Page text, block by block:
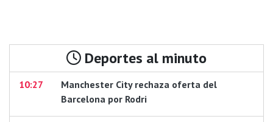
Deportes al minuto
10:27
Manchester City rechaza oferta del
Barcelona por Rodri